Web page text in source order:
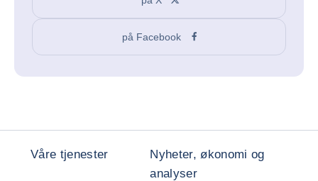
på Facebook
Våre tjenester
Nyheter, økonomi og
analyser